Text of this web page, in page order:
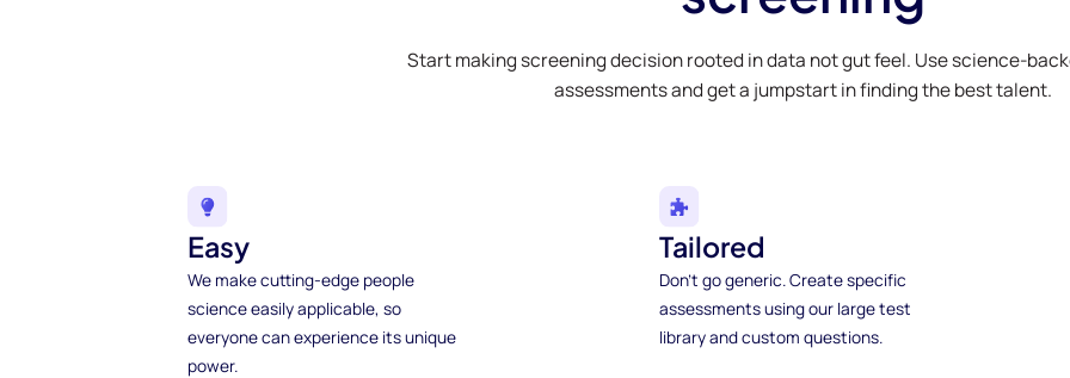
Start making screening decision rooted in data not gut feel. Use science-
assessments and get a jumpstart in finding the best talent.
Easy
We make cutting-edge people
science easily applicable, so
everyone can experience its unique
power.
Tailored
Don't go generic. Create specific
assessments using our large test
library and custom questions.